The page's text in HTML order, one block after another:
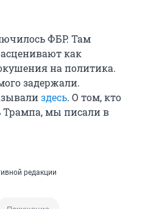
ФБР. Там
как
на политика.
задержали.
здесь. О том, кто
Трампа, мы писали в
редакции